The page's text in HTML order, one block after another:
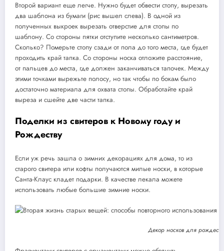
Второй вариант еще легче. Нужно будет обвести стопу, вырезать
два шаблона из бумаги (рис вышел слева). В одной из
полученных выкроек вырезать отверстие для стопы по
шаблону. Со стороны пятки отступите несколько сантиметров.
Сколько? Померьте стопу сзади от пола до того места, где будет
проходить край тапка. Со стороны носка отложите расстояние,
от пальцев до места, где должен заканчиваться тапочек. Между
этими точками вырежьте полосу, но так чтобы по бокам было
достаточно материала для охвата стопы. Обработайте край
выреза и сшейте две части тапка.
Поделки из свитеров к Новому году и
Рождеству
Если уж речь зашла о зимних декорациях для дома, то из
старого свитера или кофты получаются милые носки, в которые
Санта-Клаус кладет подарки. В качестве лекала можете
использовать любые большие зимние носки.
Декор носков для